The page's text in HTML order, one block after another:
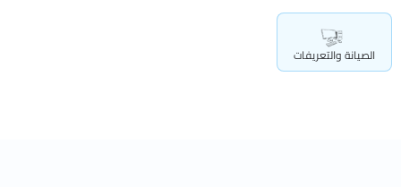
الصيانة والتعريفات